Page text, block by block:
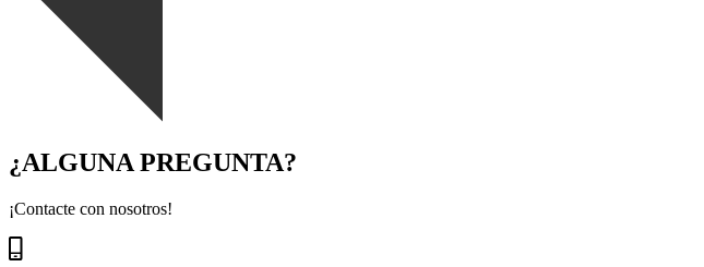
¿ALGUNA PREGUNTA?
¡Contacte con nosotros!